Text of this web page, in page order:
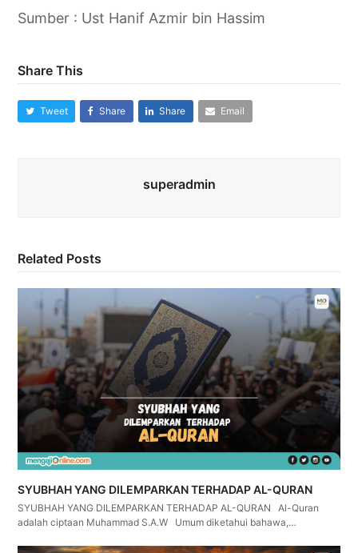
Sumber : Ust Hanif Azmir bin Hassim
Share This
Tweet Share Share Email
superadmin
Related Posts
SYUBHAH YANG DILEMPARKAN TERHADAP AL-QURAN
SYUBHAH YANG DILEMPARKAN TERHADAP AL-QURAN Al-Quran
adalah ciptaan Muhammad S.A.W Umum diketahui bahawa,…